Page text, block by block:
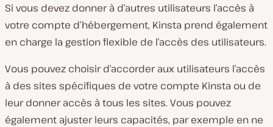
Si vous devez donner à d’autres utilisateurs l’accès à
votre compte d’hébergement, Kinsta prend également
en charge la gestion flexible de l’accès des utilisateurs.
Vous pouvez choisir d’accorder aux utilisateurs l’accès
à des sites spécifiques de votre compte Kinsta ou de
leur donner accès à tous les sites. Vous pouvez
également ajuster leurs capacités, par exemple en ne